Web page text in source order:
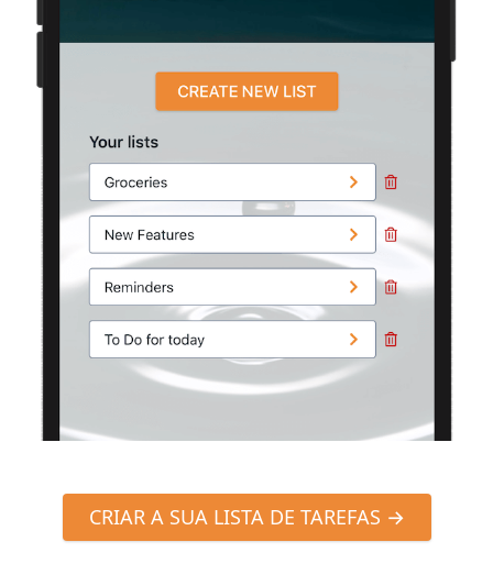
CRIAR A SUA LISTA DE TAREFAS →